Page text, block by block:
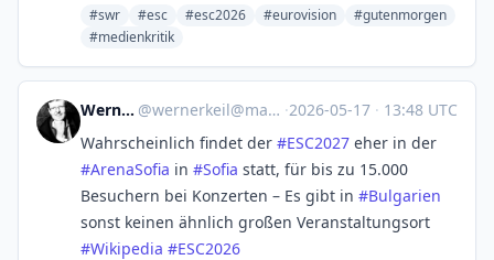
#swr #esc #esc2026 #eurovision
#gutenmorgen
#medienkritik
Werner Keil @wernerkeil@mastodon.social ·2026-05-17 · 13:48 UTC
Wahrscheinlich findet der #ESC2027 eher in der
#ArenaSofia in #Sofia statt, für bis zu 15.000
Besuchern bei Konzerten – Es gibt in #Bulgarien
sonst keinen ähnlich großen Veranstaltungsort
#Wikipedia #ESC2026